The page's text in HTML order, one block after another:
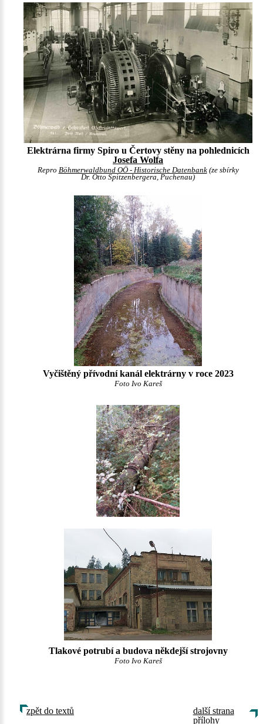
Elektrárna firmy Spiro u Čertovy stěny na pohlednicích
Josefa Wolfa
Repro Böhmerwaldbund OÖ - Historische Datenbank(ze sbírky
Dr. Otto Spitzenbergera, Puchenau)
Vyčištěný přívodní kanál elektrárny v roce 2023
Foto Ivo Kareš
Tlakové potrubí a budova někdejší strojovny
Foto Ivo Kareš
zpět do textů
další strana
přílohy